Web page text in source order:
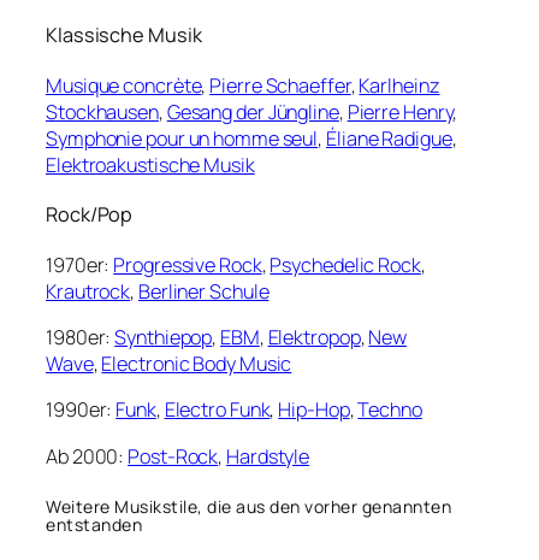
Klassische Musik
Musique concrète, Pierre Schaeffer,Karlheinz
Stockhausen,Gesang der Jüngline, Pierre Henry,
Symphonie pour un homme seul, Éliane Radigue,
Elektroakustische Musik
Rock/Pop
1970er: Progressive Rock,Psychedelic Rock,
Krautrock, Berliner Schule
1980er:Synthiepop, EBM, Elektropop,New
Wave,Electronic Body Music
1990er: Funk, Electro Funk, Hip-Hop,Techno
Ab 2000: Post-Rock, Hardstyle
Weitere Musikstile, die aus den vorher genannten
entstanden